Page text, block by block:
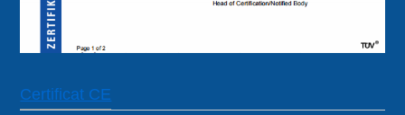
Certificat CE